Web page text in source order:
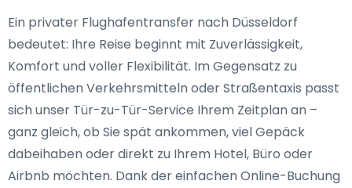
Ein privater Flughafentransfer nach Düsseldorf
bedeutet: Ihre Reise beginnt mit Zuverlässigkeit,
Komfort und voller Flexibilität. Im Gegensatz zu
öffentlichen Verkehrsmitteln oder Straßentaxis passt
sich unser Tür-zu-Tür-Service Ihrem Zeitplan an –
ganz gleich, ob Sie spät ankommen, viel Gepäck
dabeihaben oder direkt zu Ihrem Hotel, Büro oder
Airbnb möchten. Dank der einfachen Online-Buchung